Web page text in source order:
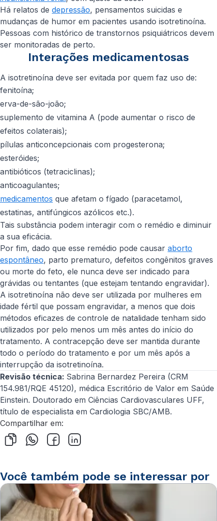
Há relatos de depressão, pensamentos suicidas e
mudanças de humor em pacientes usando isotretinoína.
Pessoas com histórico de transtornos psiquiátricos devem
ser monitoradas de perto.
Interações medicamentosas
A isotretinoína deve ser evitada por quem faz uso de:
fenitoína;
erva-de-são-joão;
suplemento de vitamina A (pode aumentar o risco de
efeitos colaterais);
pílulas anticoncepcionais com progesterona;
esteróides;
antibióticos (tetraciclinas);
anticoagulantes;
medicamentos que afetam o fígado (paracetamol,
estatinas, antifúngicos azólicos etc.).
Tais substância podem interagir com o remédio e diminuir
a sua eficácia.
Por fim, dado que esse remédio pode causar aborto
espontâneo, parto prematuro, defeitos congênitos graves
ou morte do feto, ele nunca deve ser indicado para
grávidas ou tentantes (que estejam tentando engravidar).
A isotretinoína não deve ser utilizada por mulheres em
idade fértil que possam engravidar, a menos que dois
métodos eficazes de controle de natalidade tenham sido
utilizados por pelo menos um mês antes do início do
tratamento. A contracepção deve ser mantida durante
todo o período do tratamento e por um mês após a
interrupção da isotretinoína.
Revisão técnica: Sabrina Bernardez Pereira (CRM
154.981/RQE 45120), médica Escritório de Valor em Saúde
Einstein. Doutorado em Ciências Cardiovasculares UFF,
título de especialista em Cardiologia SBC/AMB.
Compartilhar em:
Você também pode se interessar por